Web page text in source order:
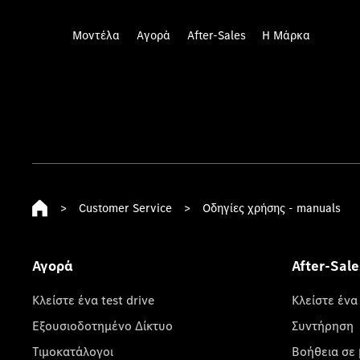
Μοντέλα Αγορά After-Sales Η Μάρκα
> Customer Service > Οδηγίες χρήσης - manuals
Αγορά
Κλείστε ένα test drive
Εξουσιοδοτημένο Δίκτυο
Τιμοκατάλογοι
After-
Κλείστε
Συντήρηση
Βοήθεια σε